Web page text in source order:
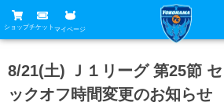
ショップチケット マイページ
グッズ
試合
8/21(土) Ｊ１リーグ 第25節
ックオフ時間変更のお知らせ